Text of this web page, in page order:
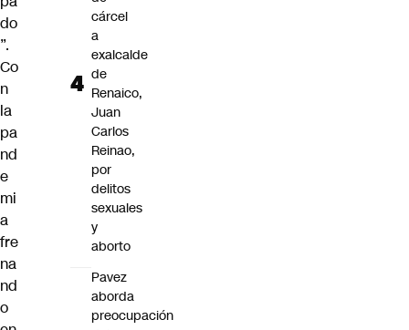
do
”.
Co
n
la
pa
nd
e
mi
a
fre
na
nd
o
cárcel
a
exalcalde
de
Renaico,
Juan
Carlos
Reinao,
por
delitos
sexuales
y
aborto
Pavez
aborda
preocupación